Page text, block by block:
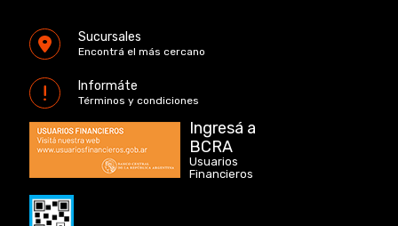
Sucursales
Encontrá el más cercano
Informáte
Términos y condiciones
Ingresá a
BCRA
Usuarios
Financieros